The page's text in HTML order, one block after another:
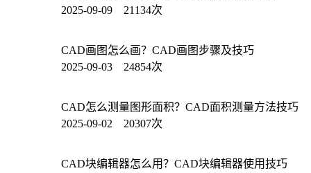
2025-09-09 21134次
CAD画图怎么画？CAD画图步骤及技巧
2025-09-03 24854次
CAD怎么测量图形面积？CAD面积测量方法技巧
2025-09-02 20307次
CAD块编辑器怎么用？CAD块编辑器使用技巧